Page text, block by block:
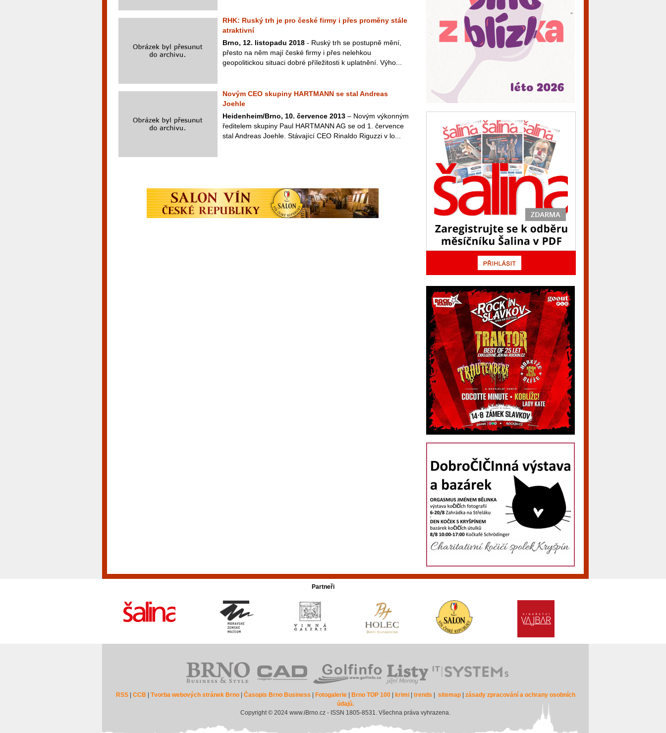
RHK: Ruský trh je pro české firmy i přes proměny stále
atraktivní
Brno, 12. listopadu 2018 - Ruský trh se postupně mění,
přesto na něm mají české firmy i přes nelehkou
geopolitickou situaci dobré příležitosti k uplatnění. Výho...
Novým CEO skupiny HARTMANN se stal Andreas
Joehle
Heidenheim/Brno, 10. července 2013 – Novým výkonným
ředitelem skupiny Paul HARTMANN AG se od 1. července
stal Andreas Joehle. Stávající CEO Rinaldo Riguzzi v lo...
Partneři
RSS| CCB Tvorba webových stránek Brno| Časopis Brno Business Fotogalerie| Brno TOP 100| krimi| trends sitemap| zásady zpracování a ochrany osobních
údajů.
Copyright © 2024 www.iBrno.cz - ISSN 1805-8531. Všechna práva vyhrazena.